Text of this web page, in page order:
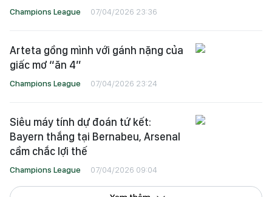
Champions League 07/04/2026 23:36
Arteta gồng mình với gánh nặng của
giấc mơ “ăn 4”
Champions League 07/04/2026 23:24
Siêu máy tính dự đoán tứ kết:
Bayern thắng tại Bernabeu, Arsenal
cầm chắc lợi thế
Champions League 07/04/2026 09:04